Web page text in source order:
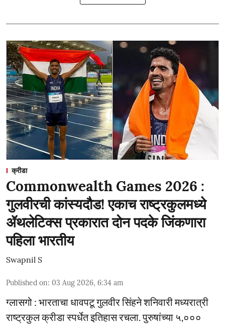
क्रीडा
Commonwealth Games 2026 :
गुलवीरची कांस्यदौड! एकाच राष्ट्रकुलमध्ये
ॲथलेटिक्स प्रकारात दोन पदके जिंकणारा
पहिला भारतीय
Swapnil S
Published on: 03 Aug 2026, 6:34 am
ग्लासगो : भारताचा धावपटू गुलवीर सिंहने शनिवारी मध्यरात्री
राष्ट्रकुल क्रीडा स्पर्धेत इतिहास रचला. पुरुषांच्या ५,०‌००